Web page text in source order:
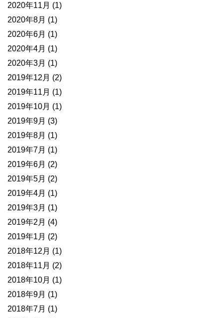
2020年11月 (1)
2020年8月 (1)
2020年6月 (1)
2020年4月 (1)
2020年3月 (1)
2019年12月 (2)
2019年11月 (1)
2019年10月 (1)
2019年9月 (3)
2019年8月 (1)
2019年7月 (1)
2019年6月 (2)
2019年5月 (2)
2019年4月 (1)
2019年3月 (1)
2019年2月 (4)
2019年1月 (2)
2018年12月 (1)
2018年11月 (2)
2018年10月 (1)
2018年9月 (1)
2018年7月 (1)